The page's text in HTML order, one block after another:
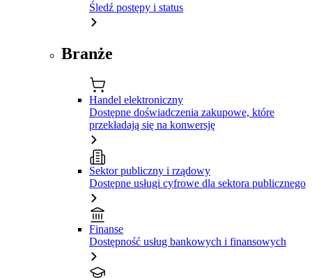
Śledź postępy i status
Branże
Handel elektroniczny
Dostępne doświadczenia zakupowe, które
przekładają się na konwersję
Sektor publiczny i rządowy
Dostępne usługi cyfrowe dla sektora publicznego
Finanse
Dostępność usług bankowych i finansowych